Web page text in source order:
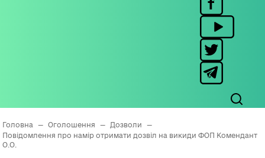
Головна — Оголошення — Дозволи
—
Повідомлення про намір отримати дозвіл на викиди ФОП Комендант
О.О.